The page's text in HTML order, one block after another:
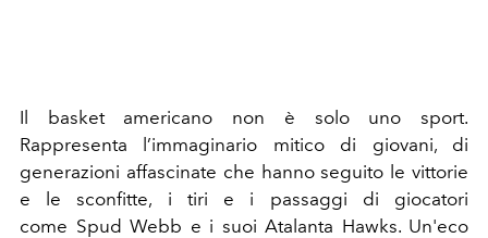
Il basket americano non è solo uno sport.
Rappresenta l’immaginario mitico di giovani, di
generazioni affascinate che hanno seguito le vittorie
e le sconfitte, i tiri e i passaggi di giocatori
come Spud Webb e i suoi Atalanta Hawks. Un'eco